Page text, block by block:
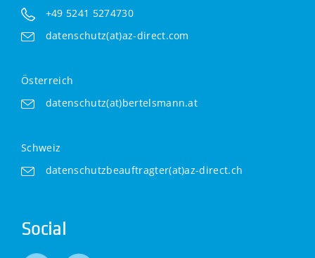
+49 5241 5274730
datenschutz(at)az-direct.com
Österreich
datenschutz(at)bertelsmann.at
Schweiz
datenschutzbeauftragter(at)az-direct.ch
Social